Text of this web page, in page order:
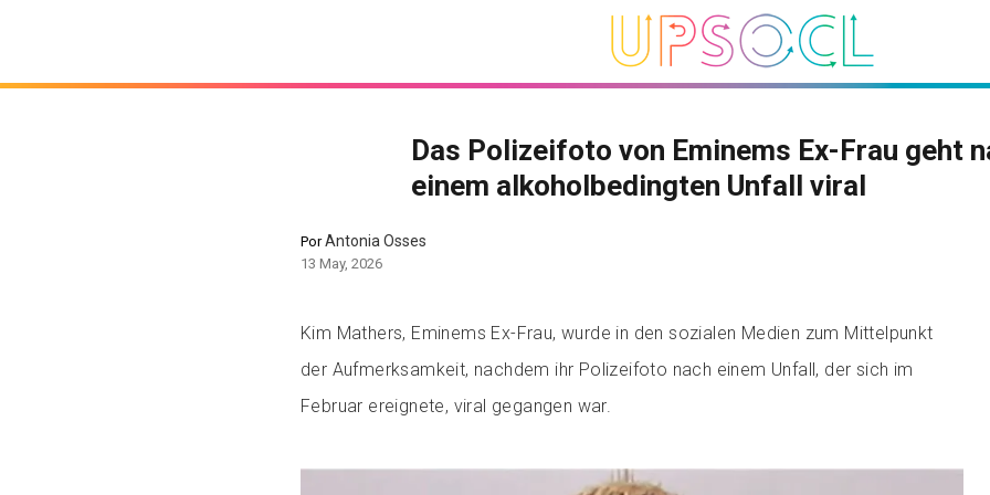
Das Polizeifoto von Eminems Ex-Frau geht
einem alkoholbedingten Unfall viral
PorAntonia Osses
13 May, 2026
Kim Mathers, Eminems Ex-Frau, wurde in den sozialen Medien zum Mittelpunkt
der Aufmerksamkeit, nachdem ihr Polizeifoto nach einem Unfall, der sich im
Februar ereignete, viral gegangen war.